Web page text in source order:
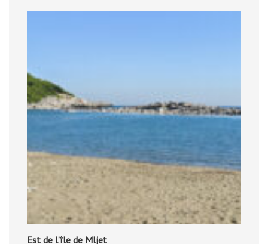
Est de l’île de Mljet